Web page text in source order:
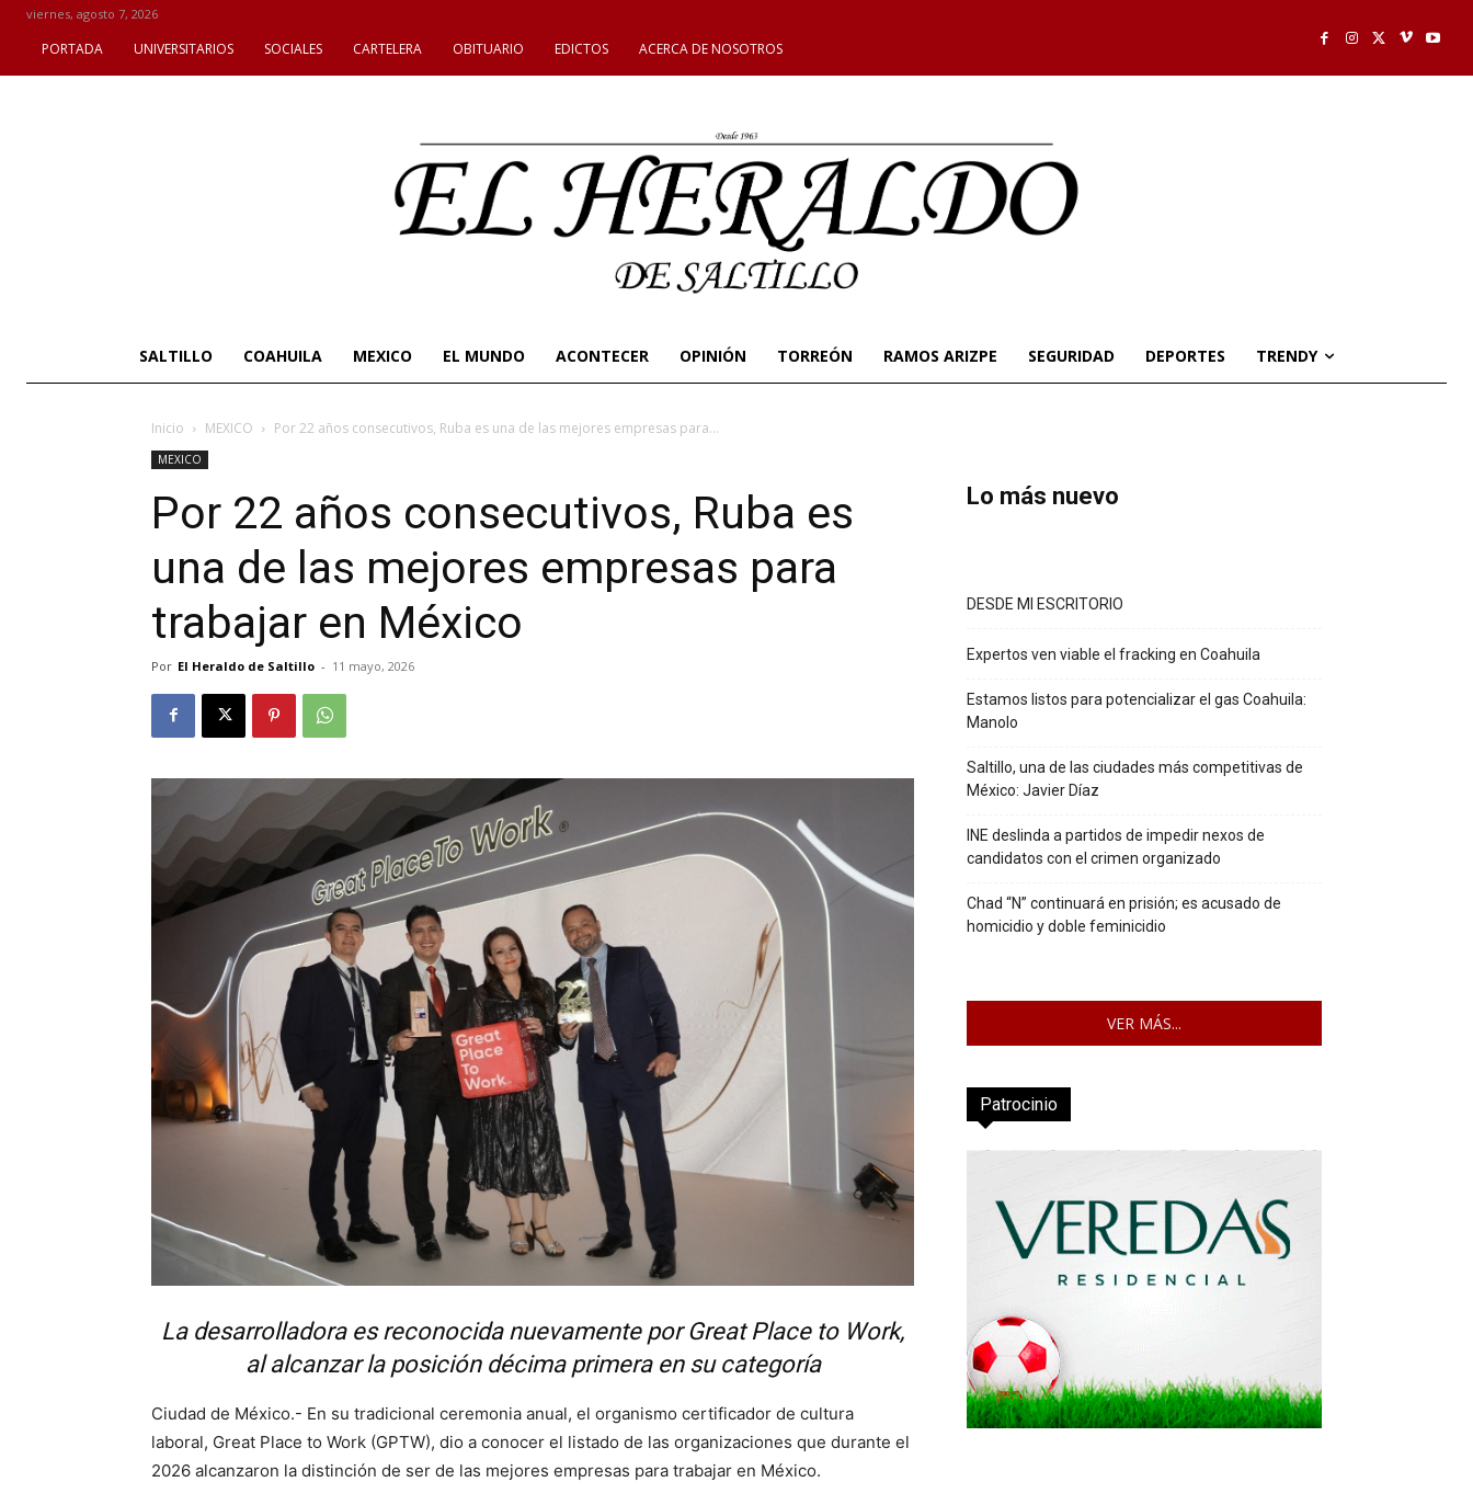
viernes, agosto 7, 2026
PORTADA UNIVERSITARIOS SOCIALES CARTELERA OBITUARIO EDICTOS ACERCA DE NOSOTROS
SALTILLO COAHUILA MEXICO EL MUNDO ACONTECER OPINIÓN TORREÓN RAMOS ARIZPE SEGURIDAD DEPORTES TRENDY
Inicio MEXICO Por 22 años consecutivos, Ruba es una de las mejores empresas para...
MEXICO
Por 22 años consecutivos, Ruba es
una de las mejores empresas para
trabajar en México
Por El Heraldo de Saltillo - 11 mayo, 2026
La desarrolladora es reconocida nuevamente por Great Place to Work,
al alcanzar la posición décima primera en su categoría
Ciudad de México.- En su tradicional ceremonia anual, el organismo certificador de cultura
laboral, Great Place to Work (GPTW), dio a conocer el listado de las organizaciones que durante el
2026 alcanzaron la distinción de ser de las mejores empresas para trabajar en México.
Lo más nuevo
DESDE MI ESCRITORIO
Expertos ven viable el fracking en Coahuila
Estamos listos para potencializar el gas Coahuila:
Manolo
Saltillo, una de las ciudades más competitivas de
México: Javier Díaz
INE deslinda a partidos de impedir nexos de
candidatos con el crimen organizado
Chad “N” continuará en prisión; es acusado de
homicidio y doble feminicidio
VER MÁS...
Patrocinio